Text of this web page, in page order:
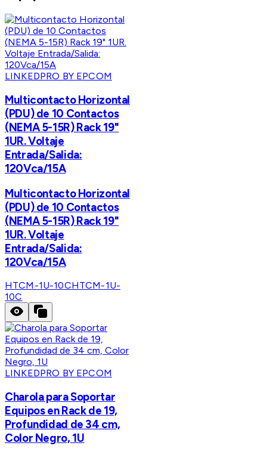
LINKEDPRO BY EPCOM
Multicontacto Horizontal
(PDU) de 10 Contactos
(NEMA 5-15R) Rack 19"
1UR. Voltaje
Entrada/Salida:
120Vca/15A
Multicontacto Horizontal
(PDU) de 10 Contactos
(NEMA 5-15R) Rack 19"
1UR. Voltaje
Entrada/Salida:
120Vca/15A
HTCM-1U-10CHTCM-1U-
10C
LINKEDPRO BY EPCOM
Charola para Soportar
Equipos en Rack de 19,
Profundidad de 34 cm,
Color Negro, 1U